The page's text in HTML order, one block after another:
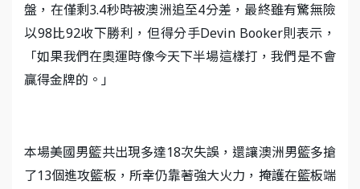
盤，在僅剩3.4秒時被澳洲追至4分差，最終雖有驚無險
以98比92收下勝利，但得分手Devin Booker則表示，
「如果我們在奧運時像今天下半場這樣打，我們是不會
贏得金牌的。」
本場美國男籃共出現多達18次失誤，還讓澳洲男籃多搶
了13個進攻籃板，所幸仍靠著強大火力，掩護在籃板端